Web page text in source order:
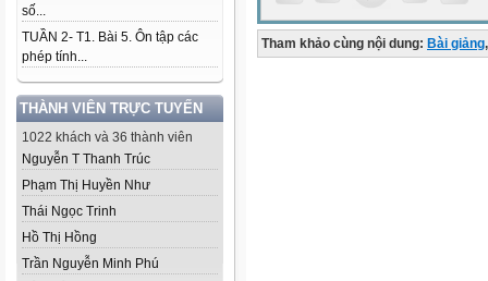
số...
TUẦN 2- T1. Bài 5. Ôn tập các
phép tính...
THÀNH VIÊN TRỰC TUYẾN
1022 khách và 36 thành viên
Nguyễn T Thanh Trúc
Phạm Thị Huyền Như
Thái Ngọc Trinh
Hồ Thị Hồng
Trần Nguyễn Minh Phú
Tham khảo cùng nội dung: Bài giảng,